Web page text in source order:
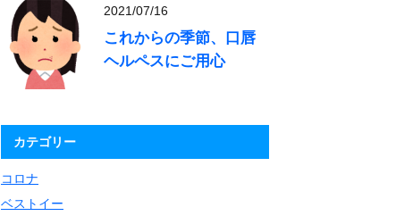
2021/07/16
これからの季節、口唇
ヘルペスにご用心
カテゴリー
コロナ
ベストイー